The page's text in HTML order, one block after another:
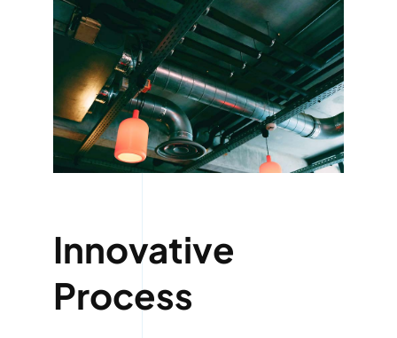
Innovative
Process